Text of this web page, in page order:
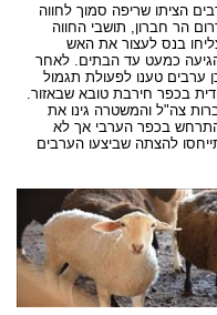
הציתו שריפה סמוך לחווה
הר חברון, תושבי החווה
בנס לעצור את האש
כמעט עד הבתים. לאחר
ערבים טענו לפעולת תגמול
בכפר חירבת טובא שבאזור.
צה"ל והמשטרה גינו את
בכפר הערבי אך לא
להצתה שביצעו הערבים